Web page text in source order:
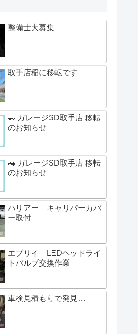
整備士大募集
取手店稲に移転です
🚗 ガレージSD取手店 移転
のお知らせ
🚗 ガレージSD取手店 移転
のお知らせ
ハリアー キャリパーカバ
ー取付
エブリイ LEDヘッドライ
トバルブ交換作業
車検見積もりで発見…